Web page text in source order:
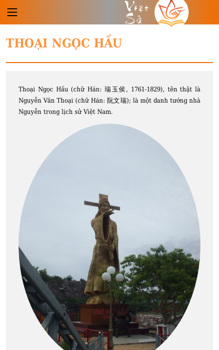
Việt
Sử
THOẠI NGỌC HẦU
Thoại Ngọc Hầu (chữ Hán: 瑞玉侯, 1761-1829), tên thật là
Nguyễn Văn Thoại (chữ Hán: 阮文瑞); là một danh tướng nhà
Nguyễn trong lịch sử Việt Nam.